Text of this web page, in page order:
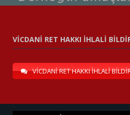
VİCDANİ RET HAKKI İHLALİ
VİCDANİ RET HAKKI İHLALİ